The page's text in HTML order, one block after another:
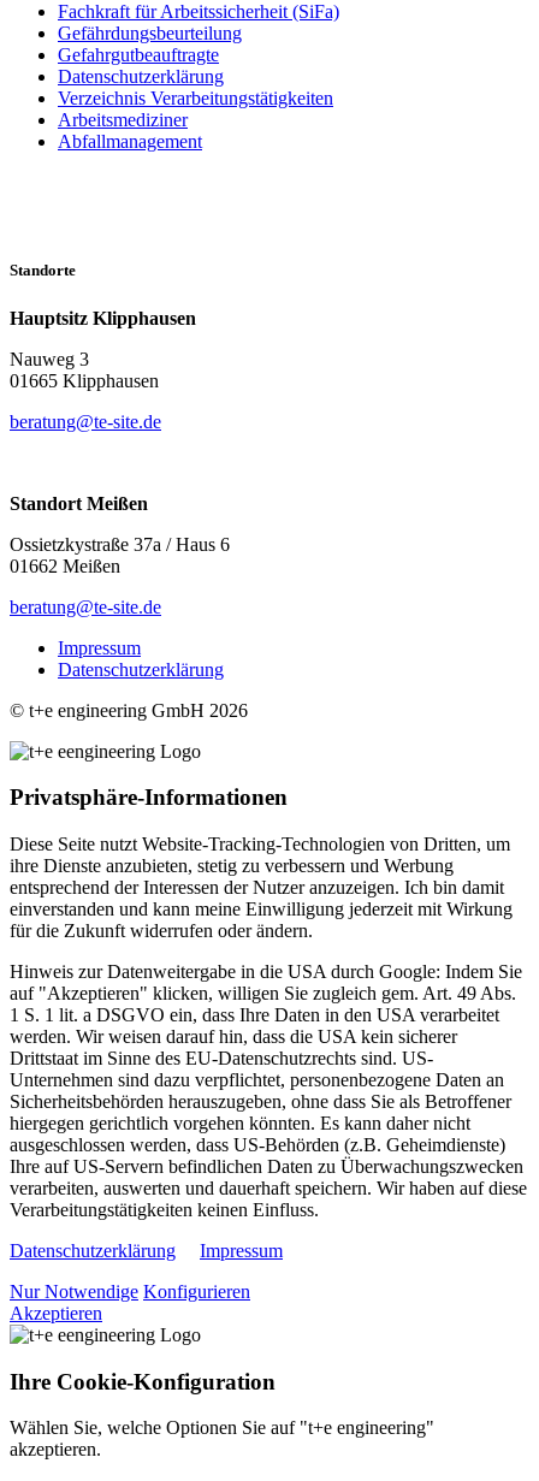
Fachkraft für Arbeitssicherheit (SiFa)
Gefährdungsbeurteilung
Gefahrgutbeauftragte
Datenschutzerklärung
Verzeichnis Verarbeitungstätigkeiten
Arbeitsmediziner
Abfallmanagement
Standorte
Hauptsitz Klipphausen
Nauweg 3
01665 Klipphausen
beratung@te-site.de
Standort Meißen
Ossietzkystraße 37a / Haus 6
01662 Meißen
beratung@te-site.de
Impressum
Datenschutzerklärung
© t+e engineering GmbH 2026
Privatsphäre-Informationen
Diese Seite nutzt Website-Tracking-Technologien von Dritten, um
ihre Dienste anzubieten, stetig zu verbessern und Werbung
entsprechend der Interessen der Nutzer anzuzeigen. Ich bin damit
einverstanden und kann meine Einwilligung jederzeit mit Wirkung
für die Zukunft widerrufen oder ändern.
Hinweis zur Datenweitergabe in die USA durch Google: Indem Sie
auf "Akzeptieren" klicken, willigen Sie zugleich gem. Art. 49 Abs.
1 S. 1 lit. a DSGVO ein, dass Ihre Daten in den USA verarbeitet
werden. Wir weisen darauf hin, dass die USA kein sicherer
Drittstaat im Sinne des EU-Datenschutzrechts sind. US-
Unternehmen sind dazu verpflichtet, personenbezogene Daten an
Sicherheitsbehörden herauszugeben, ohne dass Sie als Betroffener
hiergegen gerichtlich vorgehen könnten. Es kann daher nicht
ausgeschlossen werden, dass US-Behörden (z.B. Geheimdienste)
Ihre auf US-Servern befindlichen Daten zu Überwachungszwecken
verarbeiten, auswerten und dauerhaft speichern. Wir haben auf diese
Verarbeitungstätigkeiten keinen Einfluss.
Datenschutzerklärung
Impressum
Nur Notwendige Konfigurieren
Akzeptieren
Ihre Cookie-Konfiguration
Wählen Sie, welche Optionen Sie auf "t+e engineering"
akzeptieren.